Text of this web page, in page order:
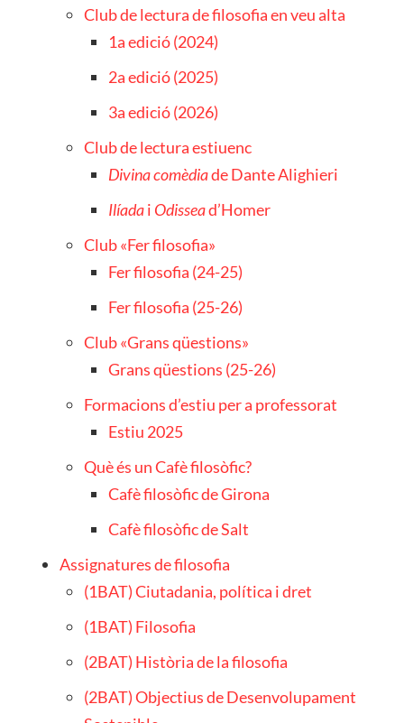
Club de lectura de filosofia en veu alta
1a edició (2024)
2a edició (2025)
3a edició (2026)
Club de lectura estiuenc
Divina comèdiade Dante Alighieri
Ilíadai Odissead’Homer
Club «Fer filosofia»
Fer filosofia (24-25)
Fer filosofia (25-26)
Club «Grans qüestions»
Grans qüestions (25-26)
Formacions d’estiu per a professorat
Estiu 2025
Què és un Cafè filosòfic?
Cafè filosòfic de Girona
Cafè filosòfic de Salt
Assignatures de filosofia
(1BAT) Ciutadania, política i dret
(1BAT) Filosofia
(2BAT) Història de la filosofia
(2BAT) Objectius de Desenvolupament